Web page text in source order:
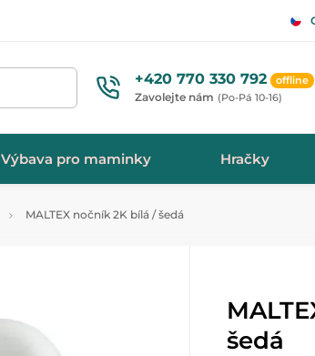
+420 770 330 792 offline
Zavolejte nám (Po-Pá 10-16)
Výbava pro maminky Hračky
MALTEX nočník 2K bílá / šedá
šedá